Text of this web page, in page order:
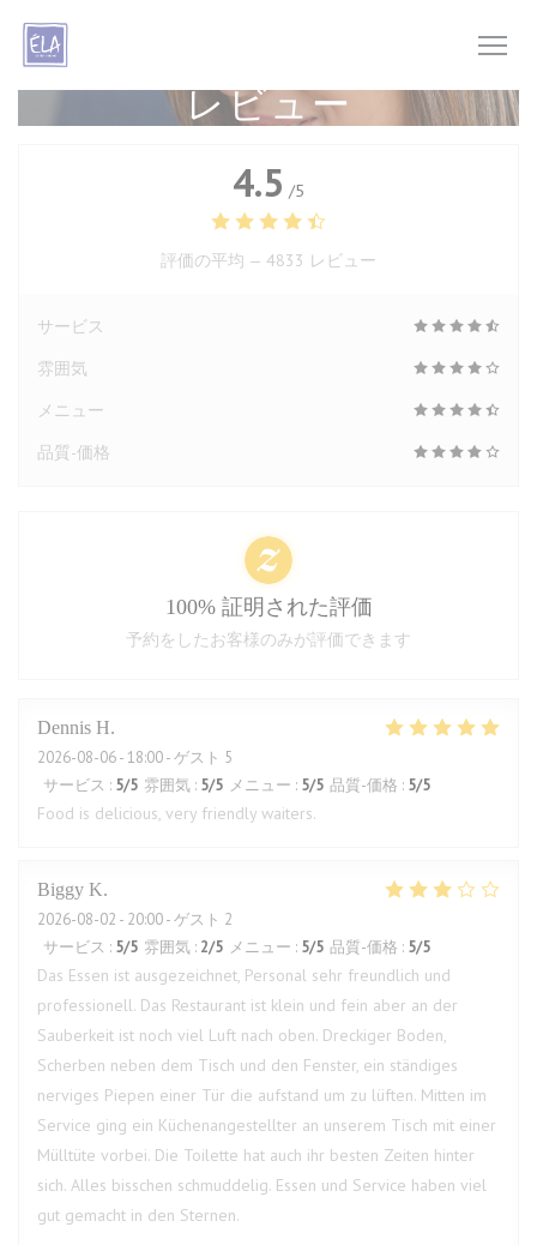
クッキー利用の管理について
レビュー
Dennis H
2026-08-06- 18:00 - ゲスト 5
サービス : 5/5 雰囲気 : 5/5 メニュー : 5/5 品質-価格 : 5/5
Food is delicious, very friendly waiters.
Biggy K
2026-08-02 - 20:00 - ゲスト 2
サービス : 5/5 雰囲気 : 2/5 メニュー : 5/5 品質-価格 : 5/5
Das Essen ist ausgezeichnet, Personal sehr freundlich und
professionell. Das Restaurant ist klein und fein aber an der
Sauberkeit ist noch viel Luft nach oben. Dreckiger Boden,
Scherben neben dem Tisch und den Fenster, ein ständiges
nerviges Piepen einer Tür die aufstand um zu lüften. Mitten im
Service ging ein Küchenangestellter an unserem Tisch mit einer
Mülltüte vorbei. Die Toilette hat auch ihr besten Zeiten hinter
sich. Alles bisschen schmuddelig. Essen und Service haben viel
gut gemacht in den Sternen.
4.5 /5
評価の平均 — 4833 レビュー
サービス
雰囲気
メニュー
品質-価格
100% 証明された評価
予約をしたお客様のみが評価できます